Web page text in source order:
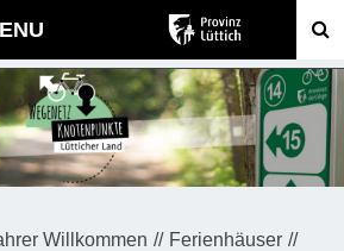
Willkommen
Ferienhäuser